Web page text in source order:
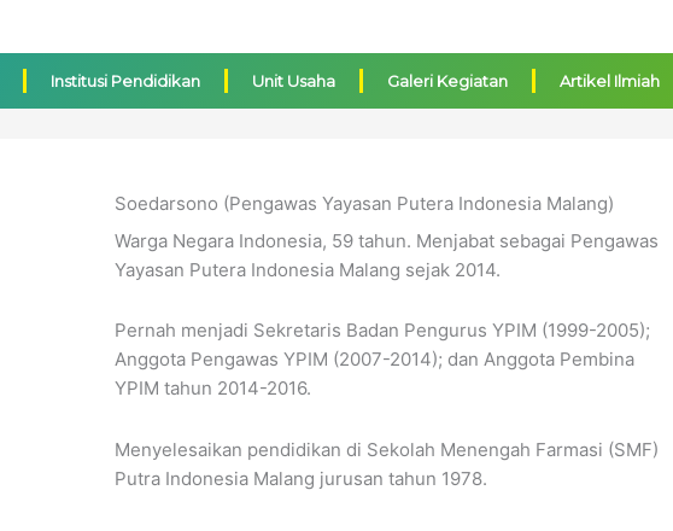
Institusi Pendidikan Unit Usaha Galeri Kegiatan Artikel Ilmiah
Soedarsono (Pengawas Yayasan Putera Indonesia Malang)
Warga Negara Indonesia, 59 tahun. Menjabat sebagai Pengawas
Yayasan Putera Indonesia Malang sejak 2014.
Pernah menjadi Sekretaris Badan Pengurus YPIM (1999-2005);
Anggota Pengawas YPIM (2007-2014); dan Anggota Pembina
YPIM tahun 2014-2016.
Menyelesaikan pendidikan di Sekolah Menengah Farmasi (SMF)
Putra Indonesia Malang jurusan tahun 1978.